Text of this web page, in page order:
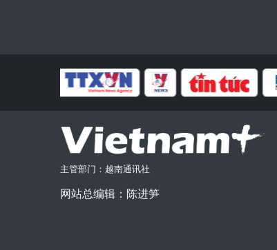
主管部门：越南通讯社
网站总编辑：陈进笋